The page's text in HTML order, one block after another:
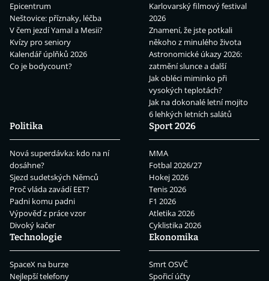
Epicentrum
Neštovice: příznaky, léčba
V čem jezdí Yamal a Mesii?
Kvízy pro seniory
Kalendář úplňků 2026
Co je bodycount?
Karlovarský filmový festival
2026
Znamení, že jste potkali
někoho z minulého života
Astronomické úkazy 2026:
zatmění slunce a další
Jak obléci miminko při
vysokých teplotách?
Jak na dokonalé letní mojito
6 lehkých letních salátů
Politika
Nová superdávka: kdo na ní
dosáhne?
Sjezd sudetských Němců
Proč vláda zavádí EET?
Padni komu padni
Výpověď z práce vzor
Divoký kačer
Sport 2026
MMA
Fotbal 2026/27
Hokej 2026
Tenis 2026
F1 2026
Atletika 2026
Cyklistika 2026
Technologie
SpaceX na burze
Nejlepší telefony
Ekonomika
Smrt OSVČ
Spořicí účty